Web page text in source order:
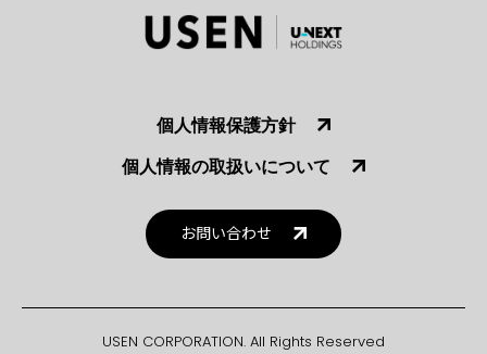
個人情報保護方針
個人情報の取扱いについて
お問い合わせ
USEN CORPORATION. All Rights Reserved